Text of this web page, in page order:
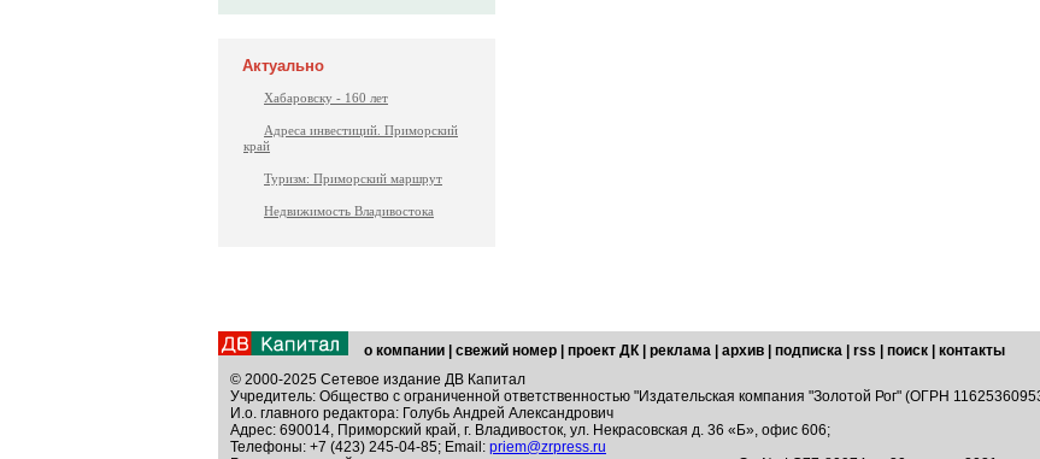
Актуально
Хабаровску - 160 лет
Адреса инвестиций. Приморский
край
Туризм: Приморский маршрут
Недвижимость Владивостока
о компании свежий номер проект ДК реклама архив подписка rss поиск
контакты
© 2000-2025 Сетевое издание ДВ Капитал
Учредитель: Общество с ограниченной ответственностью "Издательская компания "Золотой Рог" (ОГРН
И.о. главного редактора: Голубь Андрей Александрович
Адрес: 690014, Приморский край, г. Владивосток, ул. Некрасовская д. 36 «Б», офис 606;
Телефоны: +7 (423) 245-04-85; Email: priem@zrpress.ru